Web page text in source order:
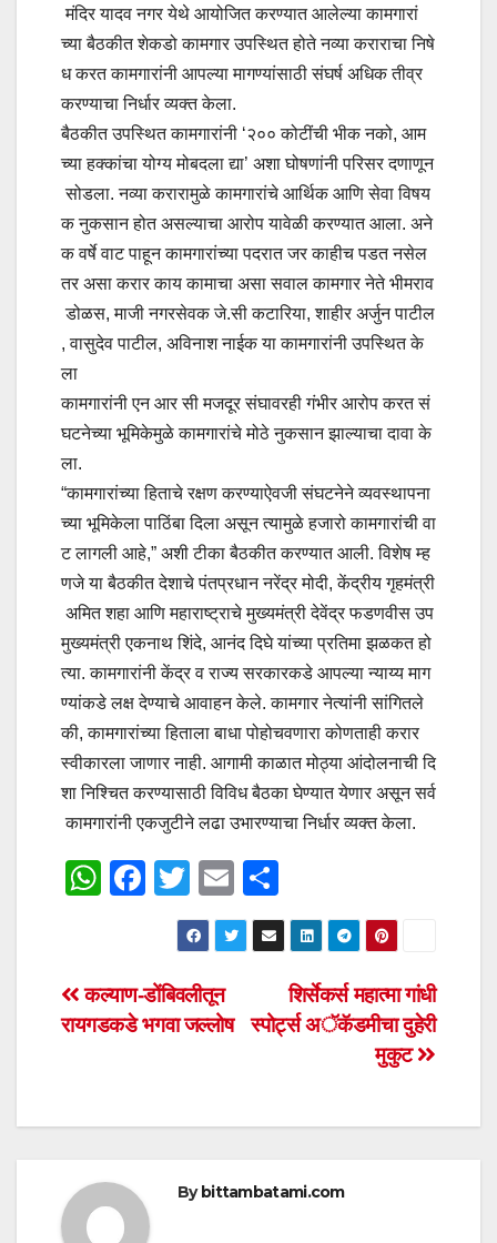
मंदिर यादव नगर येथे आयोजित करण्यात आलेल्या कामगारां
च्या बैठकीत शेकडो कामगार उपस्थित होते नव्या कराराचा निषे
ध करत कामगारांनी आपल्या मागण्यांसाठी संघर्ष अधिक तीव्र
करण्याचा निर्धार व्यक्त केला.
बैठकीत उपस्थित कामगारांनी ‘२०० कोटींची भीक नको, आम
च्या हक्कांचा योग्य मोबदला द्या’ अशा घोषणांनी परिसर दणाणून
सोडला. नव्या करारामुळे कामगारांचे आर्थिक आणि सेवा विषय
क नुकसान होत असल्याचा आरोप यावेळी करण्यात आला. अने
क वर्षे वाट पाहून कामगारांच्या पदरात जर काहीच पडत नसेल
तर असा करार काय कामाचा असा सवाल कामगार नेते भीमराव
डोळस, माजी नगरसेवक जे.सी कटारिया, शाहीर अर्जुन पाटील
, वासुदेव पाटील, अविनाश नाईक या कामगारांनी उपस्थित के
ला
कामगारांनी एन आर सी मजदूर संघावरही गंभीर आरोप करत सं
घटनेच्या भूमिकेमुळे कामगारांचे मोठे नुकसान झाल्याचा दावा के
ला.
“कामगारांच्या हिताचे रक्षण करण्याऐवजी संघटनेने व्यवस्थापना
च्या भूमिकेला पाठिंबा दिला असून त्यामुळे हजारो कामगारांची वा
ट लागली आहे,” अशी टीका बैठकीत करण्यात आली. विशेष म्ह
णजे या बैठकीत देशाचे पंतप्रधान नरेंद्र मोदी, केंद्रीय गृहमंत्री
अमित शहा आणि महाराष्ट्राचे मुख्यमंत्री देवेंद्र फडणवीस उप
मुख्यमंत्री एकनाथ शिंदे, आनंद दिघे यांच्या प्रतिमा झळकत हो
त्या. कामगारांनी केंद्र व राज्य सरकारकडे आपल्या न्याय्य माग
ण्यांकडे लक्ष देण्याचे आवाहन केले. कामगार नेत्यांनी सांगितले
की, कामगारांच्या हिताला बाधा पोहोचवणारा कोणताही करार
स्वीकारला जाणार नाही. आगामी काळात मोठ्या आंदोलनाची दि
शा निश्चित करण्यासाठी विविध बैठका घेण्यात येणार असून सर्व
कामगारांनी एकजुटीने लढा उभारण्याचा निर्धार व्यक्त केला.
W
s
A
F
e
b
k
T
wi
tt
er
E
m
ail
h
ar
e
Post
शिर्सेकर्स महात्मा गांधी
स्पोर्ट्स अॅकॅडमीचा दुहेरी
मुकुट
कल्याण-डोंबिवलीतून
रायगडकडे भगवा जल्लोष
By bittambatami.com